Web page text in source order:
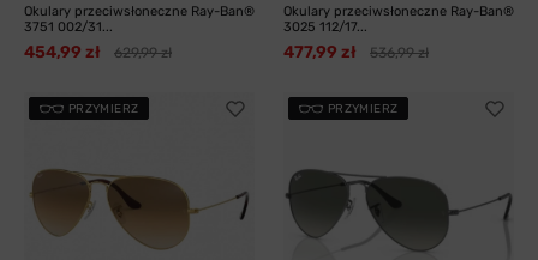
Okulary przeciwsłoneczne Ray-Ban®
3751 002/31...
454,99 zł 629,99 zł
Okulary przeciwsłoneczne Ray-Ban®
3025 112/17...
477,99 zł 536,99 zł
PRZYMIERZ PRZYMIERZ